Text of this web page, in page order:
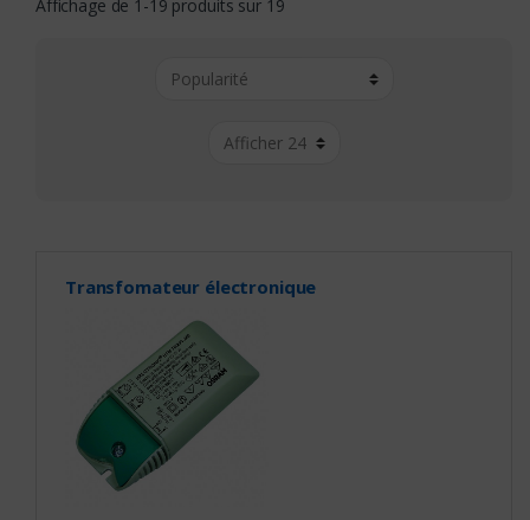
Affichage de 1-19 produits sur 19
Transfomateur électronique